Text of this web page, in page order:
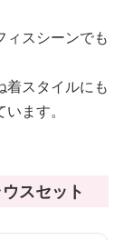
ィスシーンでも
着スタイルにも
ます。
スセット